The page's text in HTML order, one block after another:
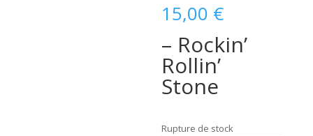
15,00 €
– Rockin’
Rollin’
Stone
Rupture de stock